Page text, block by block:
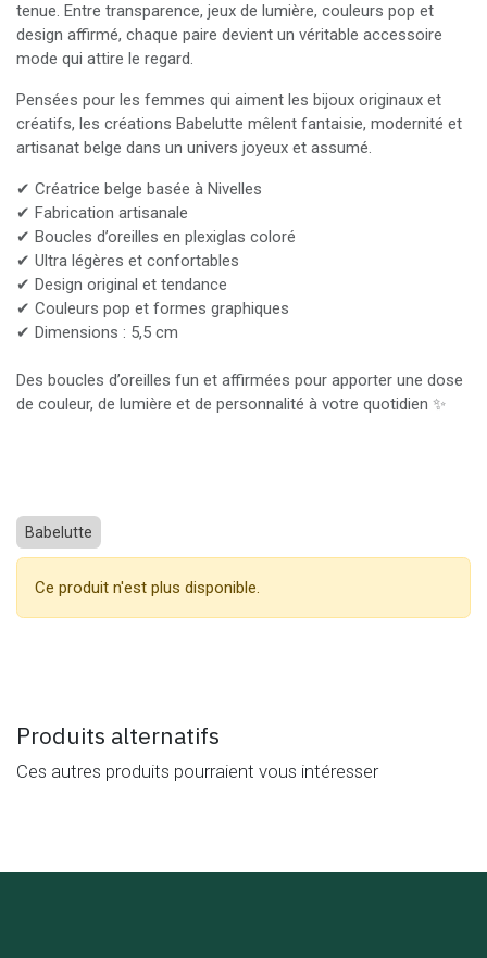
tenue. Entre transparence, jeux de lumière, couleurs pop et
design affirmé, chaque paire devient un véritable accessoire
mode qui attire le regard.
Pensées pour les femmes qui aiment les bijoux originaux et
créatifs, les créations Babelutte mêlent fantaisie, modernité et
artisanat belge dans un univers joyeux et assumé.
✔ Créatrice belge basée à Nivelles
✔ Fabrication artisanale
✔ Boucles d’oreilles en plexiglas coloré
✔ Ultra légères et confortables
✔ Design original et tendance
✔ Couleurs pop et formes graphiques
✔ Dimensions : 5,5 cm
Des boucles d’oreilles fun et affirmées pour apporter une dose
de couleur, de lumière et de personnalité à votre quotidien ✨
Babelutte
Ce produit n'est plus disponible.
Produits alternatifs
Ces autres produits pourraient vous intéresser